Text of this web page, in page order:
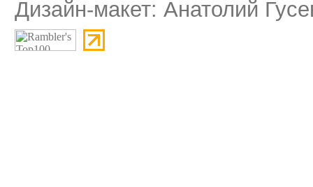
Дизайн-макет: Анатолий